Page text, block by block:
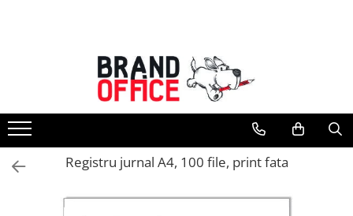
Unitate Protejata - PRODUCTIE
Hartie copiator si produse
tipografice
Produse consumabile din hartie
Detergenti si dezinfectanti
Formulare tipizate
Registru jurnal A4, 100 file, print fata